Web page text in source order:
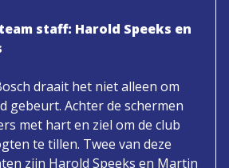
staff: Harold Speeks en
draait het niet alleen om
gebeurt. Achter de schermen
met hart en ziel om de club
te tillen. Twee van deze
zijn Harold Speeks en Martin